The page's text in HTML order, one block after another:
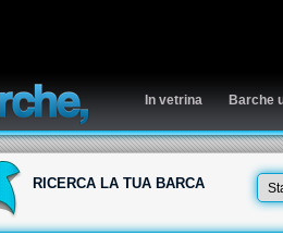
In vetrina Barche
RICERCA LA TUA BARCA